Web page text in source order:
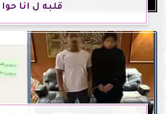
قلبه ل انا حوا